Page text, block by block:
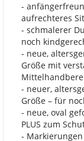
-
aufrechteres
- schmalerer
noch
- neue,
Größe mit
- neuer,
Größe – für
- neue, oval
PLUS zum
-